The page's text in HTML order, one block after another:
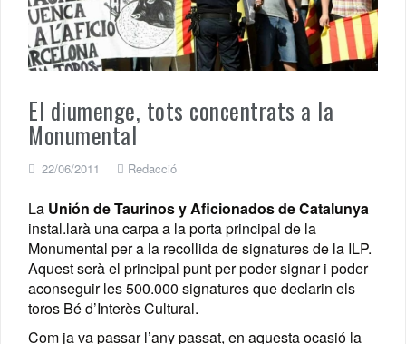
El diumenge, tots concentrats a la
Monumental
22/06/2011 Redacció
La Unión de Taurinos y Aficionados de Catalunya
instal.larà una carpa a la porta principal de la
Monumental per a la recollida de signatures de la ILP.
Aquest serà el principal punt per poder signar i poder
aconseguir les 500.000 signatures que declarin els
toros Bé d’Interès Cultural.
Com ja va passar l’any passat, en aquesta ocasió la